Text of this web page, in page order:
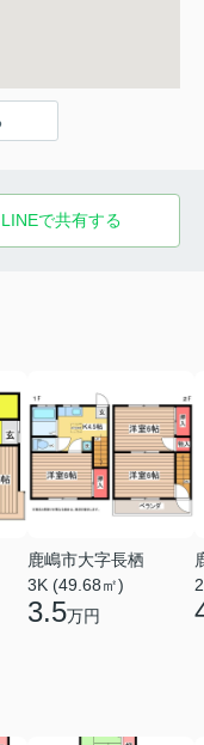
LINEで共有する
鹿嶋市大字長栖
3K (49.68㎡)
3.5万円